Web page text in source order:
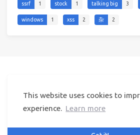
This website uses cookies to
experience. Learn more
ssrf 1 stock 1 talking big 3
windows 1 xss 2 杂 2
© 2025 李三（cl0und）Powered
© 2019